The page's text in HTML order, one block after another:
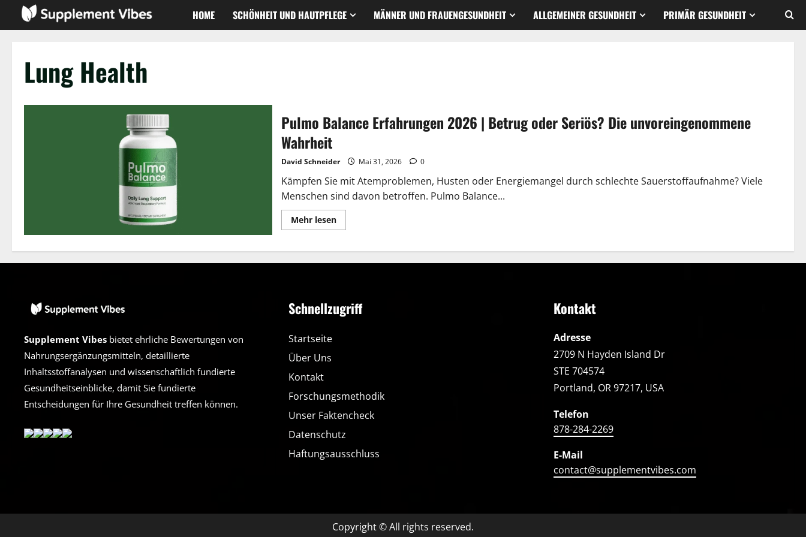
Inhalt
HOME SCHÖNHEIT UND HAUTPFLEGE MÄNNER UND FRAUENGESUNDHEIT ALLGEMEINER GESUNDHEIT PRIMÄR GESUNDHEIT
Lung Health
Pulmo Balance Erfahrungen 2026 | Betrug oder Seriös? Die unvoreingenommene
Wahrheit
David Schneider Mai 31, 2026 0
Kämpfen Sie mit Atemproblemen, Husten oder Energiemangel durch schlechte Sauerstoffaufnahme? Viele
Menschen sind davon betroffen. Pulmo Balance...
Mehr lesenLesen
Sie
Pulmo
Balance
oder
Seriös?
Die
Supplement Vibes bietet ehrliche Bewertungen von
Nahrungsergänzungsmitteln, detaillierte
Inhaltsstoffanalysen und wissenschaftlich fundierte
Gesundheitseinblicke, damit Sie fundierte
Entscheidungen für Ihre Gesundheit treffen können.
Schnellzugriff
Startseite
Über Uns
Kontakt
Forschungsmethodik
Unser Faktencheck
Datenschutz
Haftungsausschluss
Kontakt
Adresse
2709 N Hayden Island Dr
STE 704574
Portland, OR 97217, USA
Telefon
878-284-2269
E-Mail
contact@supplementvibes.com